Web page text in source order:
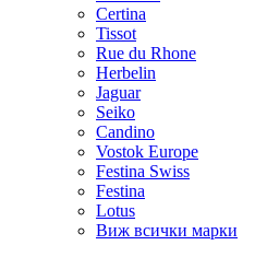
Certina
Tissot
Rue du Rhone
Herbelin
Jaguar
Seiko
Candino
Vostok Europe
Festina Swiss
Festina
Lotus
Виж всички марки